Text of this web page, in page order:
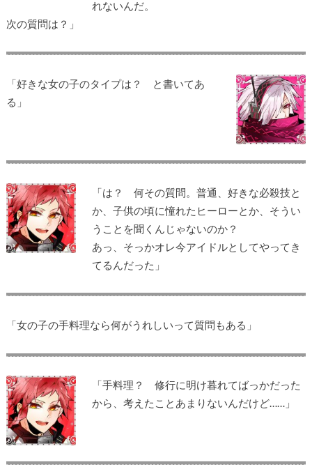
れないんだ。
次の質問は？」
「好きな女の子のタイプは？ と書いてあ
る」
「は？ 何その質問。普通、好きな必殺技と
か、子供の頃に憧れたヒーローとか、そうい
うことを聞くんじゃないのか？
あっ、そっかオレ今アイドルとしてやってき
てるんだった」
「女の子の手料理なら何がうれしいって質問もある」
「手料理？ 修行に明け暮れてばっかだった
から、考えたことあまりないんだけど……」